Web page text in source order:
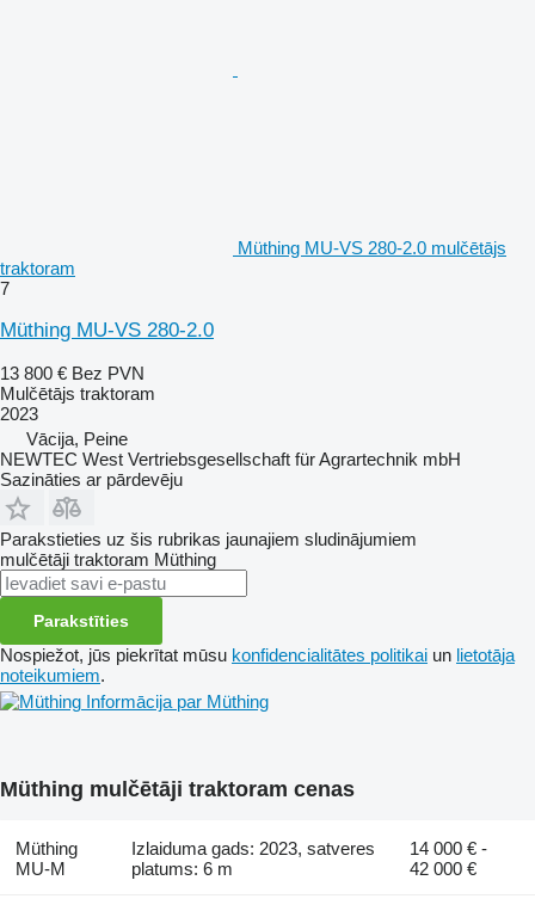
Müthing MU-VS 280-2.0 mulčētājs
traktoram
7
Müthing MU-VS 280-2.0
13 800 € Bez PVN
Mulčētājs traktoram
2023
Vācija, Peine
NEWTEC West Vertriebsgesellschaft für Agrartechnik mbH
Sazināties ar pārdevēju
Parakstieties uz šis rubrikas jaunajiem sludinājumiem
mulčētāji traktoram Müthing
Parakstīties
Nospiežot, jūs piekrītat mūsu konfidencialitātes politikai un lietotāja
noteikumiem.
Informācija par Müthing
Müthing mulčētāji traktoram cenas
Müthing
MU-M
Izlaiduma gads: 2023, satveres
platums: 6 m
14 000 € -
42 000 €